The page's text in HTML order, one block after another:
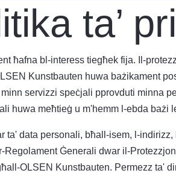
ta’
ħafna bl-interess tiegħek fija. Il-
Kunstbauten huwa bażikament
servizzi speċjali pprovduti minna
huwa meħtieġ u m'hemm l-ebda bażi
ta' data personali, bħall-isem, l-
Regolament Ġenerali dwar il-
OLSEN Kunstbauten. Permezz ta'